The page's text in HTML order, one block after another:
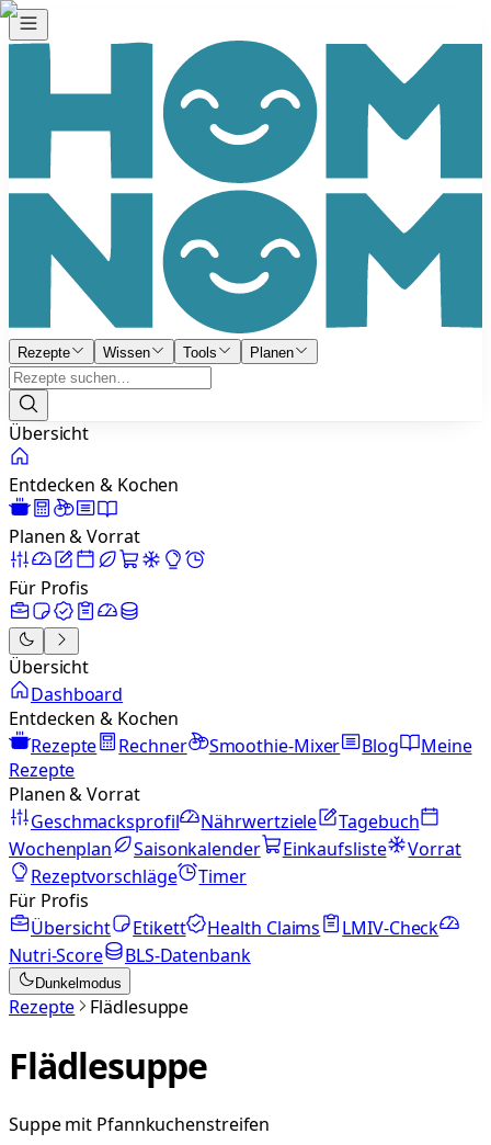
Rezepte Wissen Tools Planen
Übersicht
Entdecken & Kochen
Planen & Vorrat
Für Profis
Übersicht
Dashboard
Entdecken & Kochen
Rezepte
Rechner Smoothie-Mixer Blog
Meine
Rezepte
Planen & Vorrat
Geschmacksprofil
Nährwertziele
Tagebuch
Wochenplan
Saisonkalender Einkaufsliste
Vorrat
Rezeptvorschläge
Timer
Für Profis
Übersicht
Etikett Health Claims
LMIV-Check
Nutri-Score
BLS-Datenbank
Dunkelmodus
Rezepte Flädlesuppe
Flädlesuppe
Suppe mit Pfannkuchenstreifen